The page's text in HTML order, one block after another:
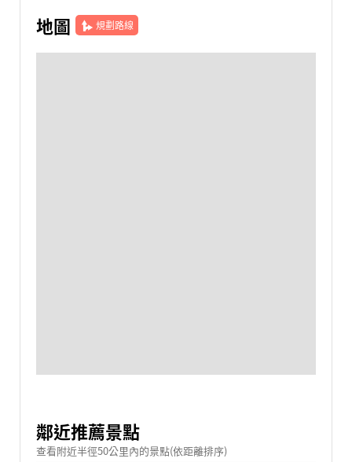
地圖 規劃路線
鄰近推薦景點
查看附近半徑50公里內的景點(依距離排序)